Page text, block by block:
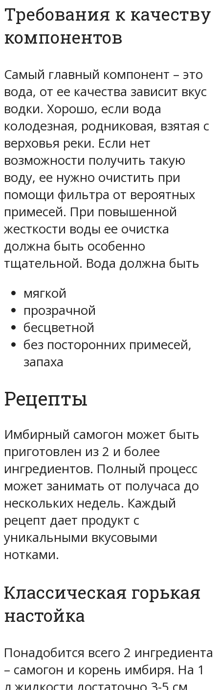
Требования к качеству
компонентов
Самый главный компонент – это
вода, от ее качества зависит вкус
водки. Хорошо, если вода
колодезная, родниковая, взятая с
верховья реки. Если нет
возможности получить такую
воду, ее нужно очистить при
помощи фильтра от вероятных
примесей. При повышенной
жесткости воды ее очистка
должна быть особенно
тщательной. Вода должна быть
мягкой
прозрачной
бесцветной
без посторонних примесей,
запаха
Рецепты
Имбирный самогон может быть
приготовлен из 2 и более
ингредиентов. Полный процесс
может занимать от получаса до
нескольких недель. Каждый
рецепт дает продукт с
уникальными вкусовыми
нотками.
Классическая горькая
настойка
Понадобится всего 2 ингредиента
– самогон и корень имбиря. На 1